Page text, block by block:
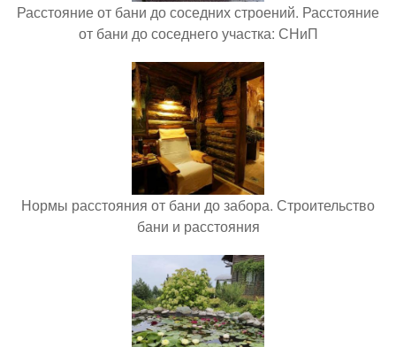
Расстояние от бани до соседних строений. Расстояние
от бани до соседнего участка: СНиП
Нормы расстояния от бани до забора. Строительство
бани и расстояния